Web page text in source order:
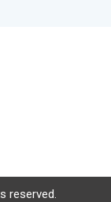
reserved.